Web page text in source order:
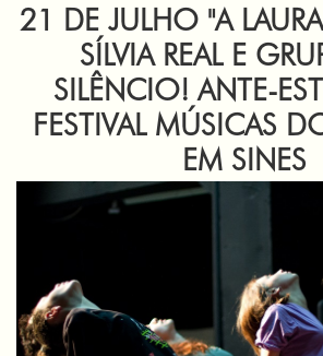
21 DE JULHO "A
SÍLVIA REAL E
SILÊNCIO! ANTE-
FESTIVAL MÚSICAS
EM SINES